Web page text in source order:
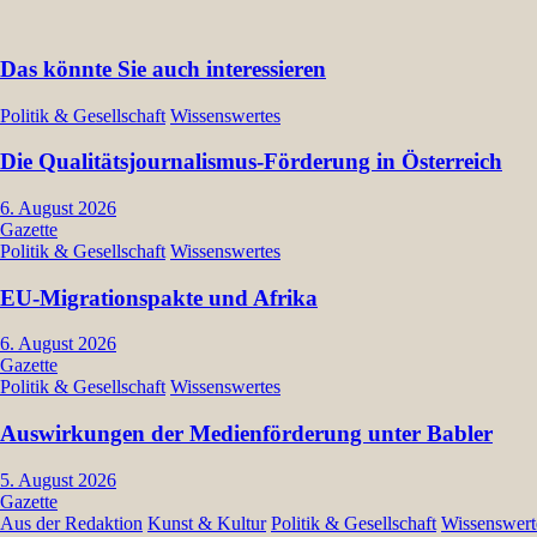
Das könnte Sie auch interessieren
Politik & Gesellschaft Wissenswertes
Die Qualitätsjournalismus-Förderung in Österreich
6. August 2026
Gazette
Politik & Gesellschaft Wissenswertes
EU-Migrationspakte und Afrika
6. August 2026
Gazette
Politik & Gesellschaft Wissenswertes
Auswirkungen der Medienförderung unter Babler
5. August 2026
Gazette
Aus der Redaktion Kunst & Kultur Politik & Gesellschaft